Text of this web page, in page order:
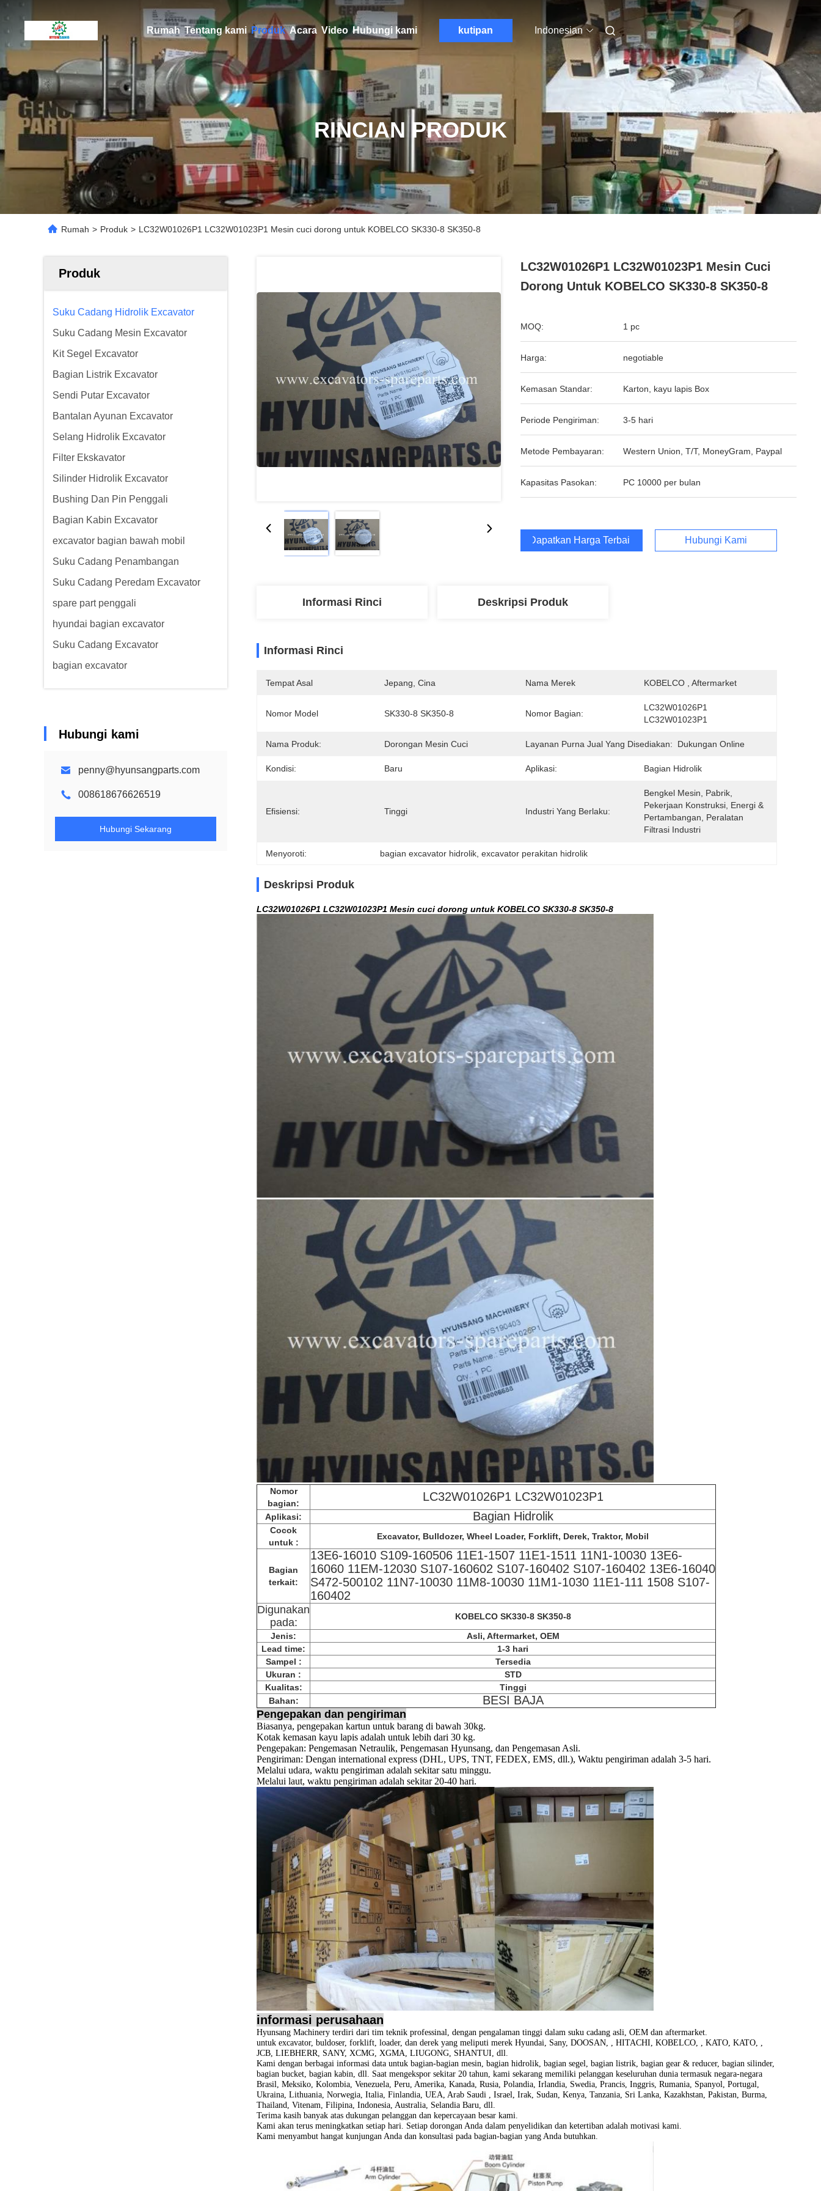
Rumah Tentang kami Produk Acara Video Hubungi kami kutipan Indonesian
RINCIAN PRODUK
Rumah > Produk > LC32W01026P1 LC32W01023P1 Mesin cuci dorong untuk KOBELCO SK330-8 SK350-8
Produk
Suku Cadang Hidrolik Excavator
Suku Cadang Mesin Excavator
Kit Segel Excavator
Bagian Listrik Excavator
Sendi Putar Excavator
Bantalan Ayunan Excavator
Selang Hidrolik Excavator
Filter Ekskavator
Silinder Hidrolik Excavator
Bushing Dan Pin Penggali
Bagian Kabin Excavator
excavator bagian bawah mobil
Suku Cadang Penambangan
Suku Cadang Peredam Excavator
spare part penggali
hyundai bagian excavator
Suku Cadang Excavator
bagian excavator
Hubungi kami
penny@hyunsangparts.com
008618676626519
Hubungi Sekarang
LC32W01026P1 LC32W01023P1 Mesin Cuci
Dorong Untuk KOBELCO SK330-8 SK350-8
MOQ: 1 pc
Harga: negotiable
Kemasan Standar: Karton, kayu lapis Box
Periode Pengiriman: 3-5 hari
Metode Pembayaran: Western Union, T/T, MoneyGram, Paypal
Kapasitas Pasokan: PC 10000 per bulan
Dapatkan Harga Terbaik Hubungi Kami
Informasi Rinci Deskripsi Produk
Informasi Rinci
Tempat Asal Jepang, Cina Nama Merek KOBELCO , Aftermarket
Nomor Model SK330-8 SK350-8 Nomor Bagian:
LC32W01026P1
LC32W01023P1
Nama Produk: Dorongan Mesin Cuci Layanan Purna Jual Yang Disediakan: Dukungan Online
Kondisi: Baru Aplikasi: Bagian Hidrolik
Efisiensi: Tinggi Industri Yang Berlaku:
Bengkel Mesin, Pabrik,
Pekerjaan Konstruksi, Energi &
Pertambangan, Peralatan
Filtrasi Industri
Menyoroti: bagian excavator hidrolik , excavator perakitan hidrolik
Deskripsi Produk
LC32W01026P1 LC32W01023P1 Mesin cuci dorong untuk KOBELCO SK330-8 SK350-8
Nomor
bagian:
LC32W01026P1 LC32W01023P1
Aplikasi: Bagian Hidrolik
Cocok
untuk :
Excavator, Bulldozer, Wheel Loader, Forklift, Derek, Traktor, Mobil
Bagian
terkait:
13E6-16010 S109-160506 11E1-1507 11E1-1511 11N1-10030 13E6-
16060 11EM-12030 S107-160602 S107-160402 S107-160402 13E6-16040
S472-500102 11N7-10030 11M8-10030 11M1-1030 11E1-111 1508 S107-
160402
Digunakan
pada:
KOBELCO SK330-8 SK350-8
Jenis:
Asli, Aftermarket, OEM
Lead time:
1-3 hari
Sampel :
Tersedia
Ukuran :
STD
Kualitas:
Tinggi
Bahan:
BESI BAJA
Pengepakan dan pengiriman
Biasanya, pengepakan kartun untuk barang di bawah 30kg.
Kotak kemasan kayu lapis adalah untuk lebih dari 30 kg.
Pengepakan: Pengemasan Netraulik, Pengemasan Hyunsang, dan Pengemasan Asli.
Pengiriman: Dengan international express (DHL, UPS, TNT, FEDEX, EMS, dll.), Waktu pengiriman adalah 3-5 hari.
Melalui udara, waktu pengiriman adalah sekitar satu minggu.
Melalui laut, waktu pengiriman adalah sekitar 20-40 hari.
informasi perusahaan
Hyunsang Machinery terdiri dari tim teknik professinal, dengan pengalaman tinggi dalam suku cadang asli, OEM dan aftermarket.
untuk excavator, buldoser, forklift, loader, dan derek yang meliputi merek Hyundai, Sany, DOOSAN, , HITACHI, KOBELCO, , KATO, KATO, ,
JCB, LIEBHERR, SANY, XCMG, XGMA, LIUGONG, SHANTUI, dll.
Kami dengan berbagai informasi data untuk bagian-bagian mesin, bagian hidrolik, bagian segel, bagian listrik, bagian gear & reducer, bagian silinder,
bagian bucket, bagian kabin, dll. Saat mengekspor sekitar 20 tahun, kami sekarang memiliki pelanggan keseluruhan dunia termasuk negara-negara
Brasil, Meksiko, Kolombia, Venezuela, Peru, Amerika, Kanada, Rusia, Polandia, Irlandia, Swedia, Prancis, Inggris, Rumania, Spanyol, Portugal,
Ukraina, Lithuania, Norwegia, Italia, Finlandia, UEA, Arab Saudi , Israel, Irak, Sudan, Kenya, Tanzania, Sri Lanka, Kazakhstan, Pakistan, Burma,
Thailand, Vitenam, Filipina, Indonesia, Australia, Selandia Baru, dll.
Terima kasih banyak atas dukungan pelanggan dan kepercayaan besar kami.
Kami akan terus meningkatkan setiap hari. Setiap dorongan Anda dalam penyelidikan dan ketertiban adalah motivasi kami.
Kami menyambut hangat kunjungan Anda dan konsultasi pada bagian-bagian yang Anda butuhkan.